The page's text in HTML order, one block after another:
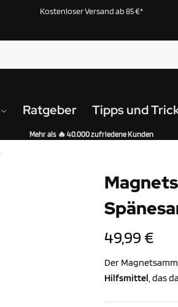
Kostenloser Versand ab 85 €*
Ratgeber Tipps und
Mehr als 🔥 40.000 zufriedene Kunden
49,99€
Der
Hilfsmittel , das